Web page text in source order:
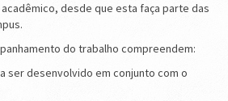
desde que esta faça parte das
do trabalho compreendem:
ser desenvolvido em conjunto com o